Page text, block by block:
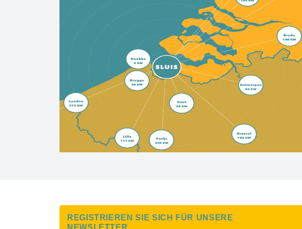
REGISTRIEREN SIE SICH FÜR UNSERE
NEWSLETTER